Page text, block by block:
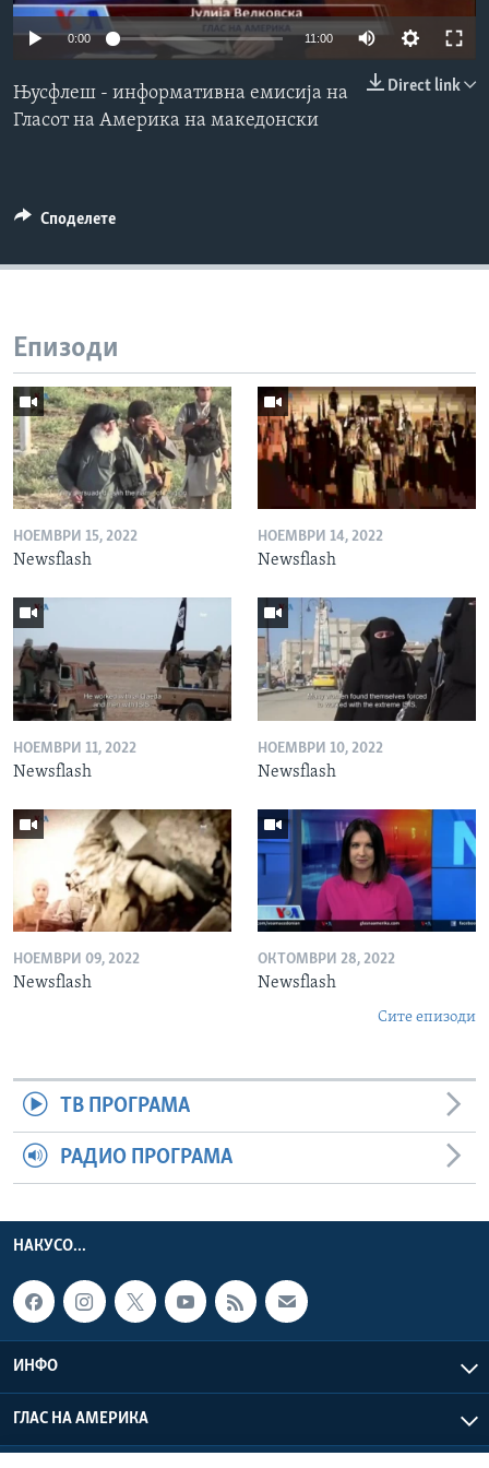
ИНТЕРВЈУА
Јазици
0:00 11:00
Direct link
Њусфлеш - информативна емисија на
Гласот на Америка на македонски
Споделете
Епизоди
НОЕМВРИ 15, 2022
Newsflash
НОЕМВРИ 14, 2022
Newsflash
НОЕМВРИ 11, 2022
Newsflash
НОЕМВРИ 10, 2022
Newsflash
НОЕМВРИ 09, 2022
Newsflash
ОКТОМВРИ 28, 2022
Newsflash
Сите епизоди
ТВ ПРОГРАМА
РАДИО ПРОГРАМА
НАКУСО...
ИНФО
ГЛАС НА АМЕРИКА